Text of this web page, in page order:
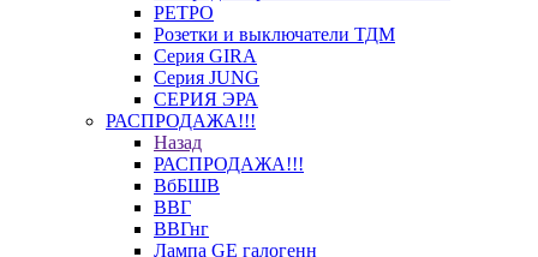
РЕТРО
Розетки и выключатели ТДМ
Серия GIRA
Серия JUNG
СЕРИЯ ЭРА
РАСПРОДАЖА!!!
Назад
РАСПРОДАЖА!!!
ВбБШВ
ВВГ
ВВГнг
Лампа GE галогенн